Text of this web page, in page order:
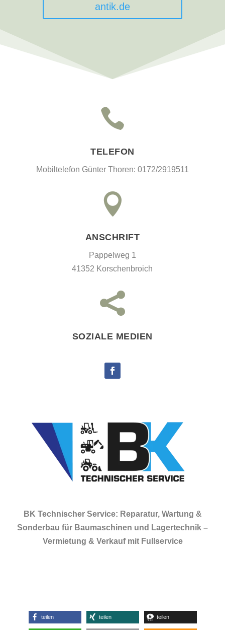
antik.de

TELEFON
Mobiltelefon Günter Thoren: 0172/2919511

ANSCHRIFT
Pappelweg 1
41352 Korschenbroich

SOZIALE MEDIEN
BK Technischer Service: Reparatur, Wartung &
Sonderbau für Baumaschinen und Lagertechnik –
Vermietung & Verkauf mit Fullservice
teilen teilen teilen